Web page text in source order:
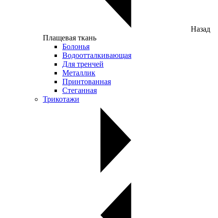
Назад
Плащевая ткань
Болонья
Водоотталкивающая
Для тренчей
Металлик
Принтованная
Стеганная
Трикотажи